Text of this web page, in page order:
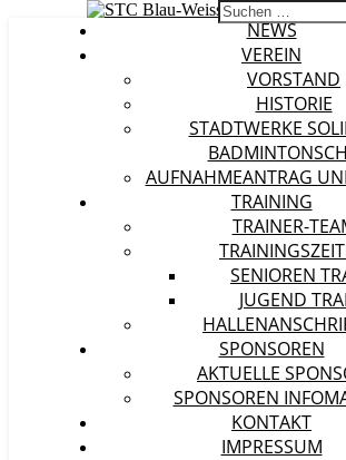
NEWS
VEREIN
VORSTAND
HISTORIE
STADTWERKE
AUFNAHMEANTRAG
TRAINING
TRAINER-
SENIOREN
JUGEND
SPONSOREN
AKTUELLE
SPONSOREN
KONTAKT
IMPRESSUM